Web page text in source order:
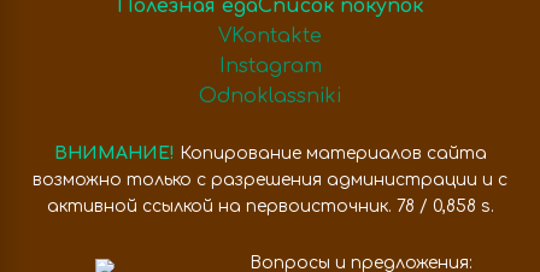
Полезная едаСписок покупок
VKontakte
Instagram
Odnoklassniki
ВНИМАНИЕ! Копирование материалов сайта
возможно только с разрешения администрации и с
активной ссылкой на первоисточник. 78 / 0,858 s.
Вопросы и предложения: